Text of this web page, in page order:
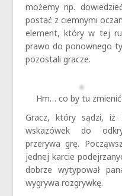
możemy np.
postać z ciemnymi
element, który w tej
prawo do ponownego
pozostali gracze.
Hm… co by tu
Gracz, który sądzi, iż
wskazówek do
przerywa grę.
jednej karcie
dobrze wytypował
wygrywa rozgrywkę.